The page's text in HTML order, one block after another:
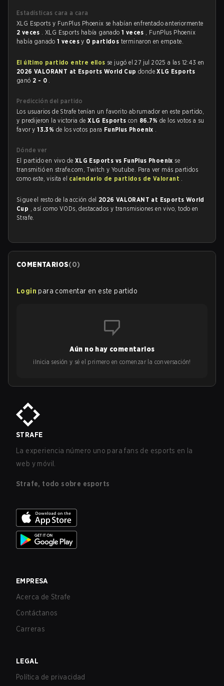
Estadísticas cara a cara
XLG Esports y FunPlus Phoenix se habían enfrentado anteriormente
2 veces . XLG Esports había ganado1 veces , FunPlus Phoenix
había ganado1 vecesy 0 partidos terminaron en empate.
El último partido entre ellos se jugó el 27 jul 2025 a las 12:43 en
2026 VALORANT at Esports World Cup dondeXLG Esports
ganó 2 - 0 .
Predicción del partido
Los usuarios de Strafe tenían un favorito abrumador en este partido,
y predijeron la victoria deXLG Esportscon 86.7%de los votos a su
favor y13.3% de los votos para FunPlus Phoenix .
Dónde ver
El partido en vivo de XLG Esports vs FunPlus Phoenix se
transmitió en strafe.com, Twitch y Youtube. Para ver más partidos
como este, visita el calendario de partidos de Valorant .
Sigue el resto de la acción del 2026 VALORANT at Esports World
Cup , así como VODs, destacados y transmisiones en vivo, todo en
Strafe.
COMENTARIOS(0)
Login para comentar en este partido
Aún no hay comentarios
¡Inicia sesión y sé el primero en comenzar la conversación!
STRAFE
La experiencia número uno para fans de esports en la
web y móvil.
Strafe, todo sobre esports
EMPRESA
Acerca de Strafe
Contáctanos
Carreras
LEGAL
Política de privacidad